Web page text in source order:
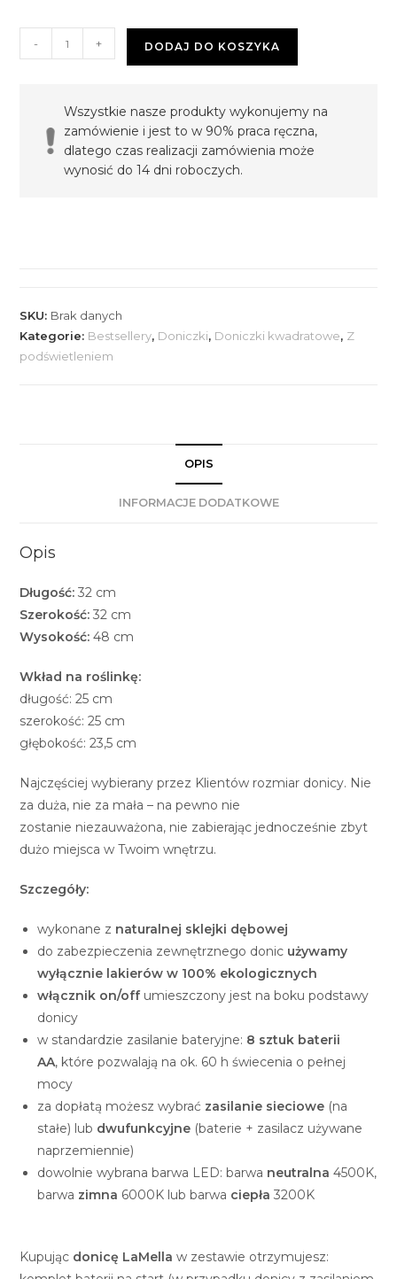
Donica
naturalny
- + DODAJ DO KOSZYKA
Wszystkie nasze produkty wykonujemy na
zamówienie i jest to w 90% praca ręczna,
dlatego czas realizacji zamówienia może
wynosić do 14 dni roboczych.
SKU: Brak danych
Kategorie: Bestsellery, Doniczki, Doniczki kwadratowe, Z
podświetleniem
OPIS
INFORMACJE DODATKOWE
Opis
Długość: 32 cm
Szerokość: 32 cm
Wysokość:48 cm
Wkład na roślinkę:
długość: 25 cm
szerokość: 25 cm
głębokość: 23,5 cm
Najczęściej wybierany przez Klientów rozmiar donicy. Nie
za duża, nie za mała – na pewno nie
zostanie niezauważona, nie zabierając jednocześnie zbyt
dużo miejsca w Twoim wnętrzu.
Szczegóły:
wykonane z naturalnej sklejki dębowej
do zabezpieczenia zewnętrznego donic używamy
wyłącznie lakierów w 100% ekologicznych
włącznik on/offumieszczony jest na boku podstawy
donicy
w standardzie zasilanie bateryjne: 8 sztuk baterii
AA, które pozwalają na ok. 60 h świecenia o pełnej
mocy
za dopłatą możesz wybrać zasilanie sieciowe (na
stałe) lub dwufunkcyjne (baterie + zasilacz używane
naprzemiennie)
dowolnie wybrana barwa LED: barwa neutralna 4500K,
barwa zimna 6000K lub barwa ciepła 3200K
Kupując donicę LaMella w zestawie otrzymujesz: